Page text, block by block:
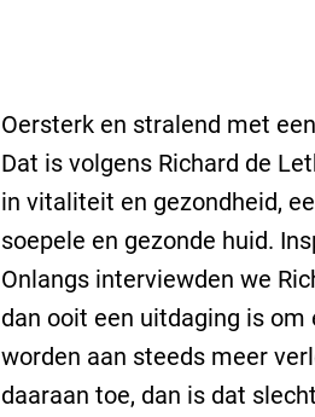
Oersterk en stralend met
Dat is volgens Richard de
in vitaliteit en gezondheid,
soepele en gezonde huid.
Onlangs interviewden we
dan ooit een uitdaging is
worden aan steeds meer
daaraan toe, dan is dat